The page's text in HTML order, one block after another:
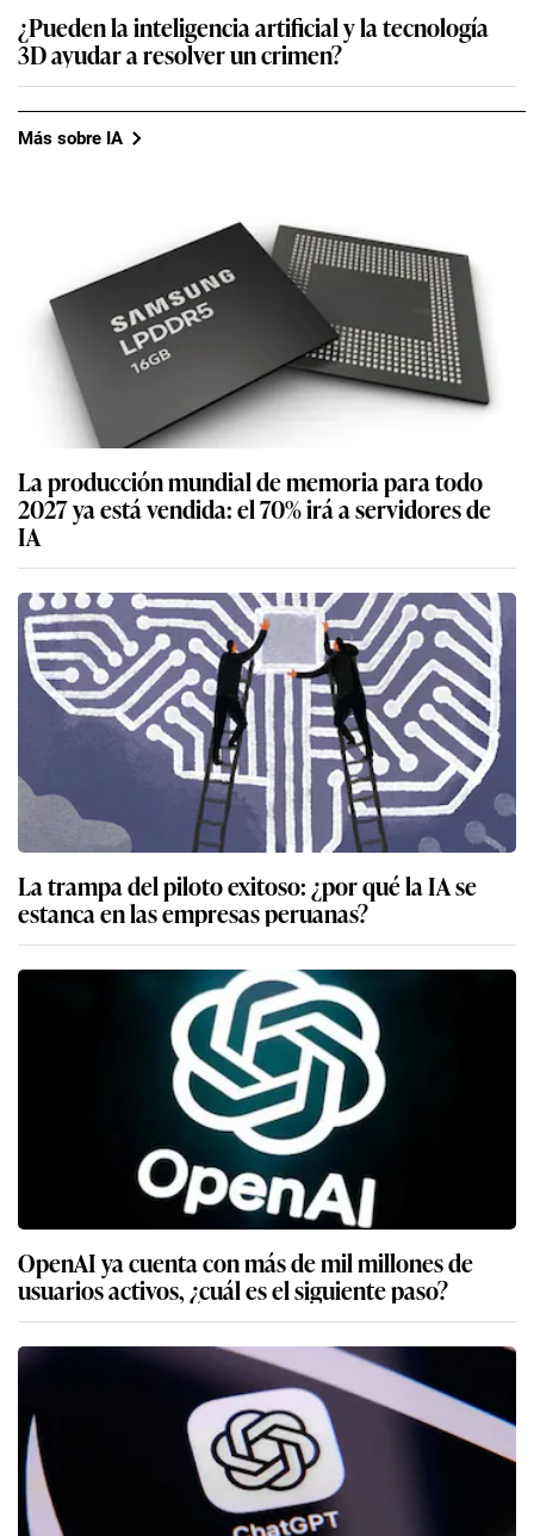
¿Pueden la inteligencia artificial y la tecnología
3D ayudar a resolver un crimen?
Más sobre IA
La producción mundial de memoria para todo
2027 ya está vendida: el 70% irá a servidores de
IA
La trampa del piloto exitoso: ¿por qué la IA se
estanca en las empresas peruanas?
OpenAI ya cuenta con más de mil millones de
usuarios activos, ¿cuál es el siguiente paso?